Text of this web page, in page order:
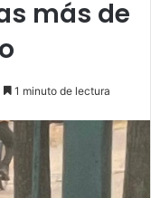
más de
1 minuto de lectura